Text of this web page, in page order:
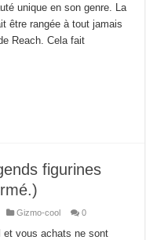
unique en son genre. La
être rangée à tout jamais
Reach. Cela fait
figurines
Gizmo-cool 0
et vous achats ne sont